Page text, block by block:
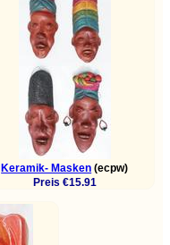
Keramik- Masken (ecpw)
Preis €15.91